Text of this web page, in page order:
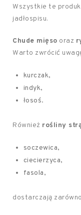
Wszystkie te
jadłospisu.
Chude mięso oraz
Warto zwrócić
kurczak,
indyk,
łosoś.
Również rośliny
socze­wica,
ciecierzyca,
fasola,
dostarczają